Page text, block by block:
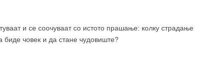
и се соочуваат со истото прашање: колку страдање
човек и да стане чудовиште?